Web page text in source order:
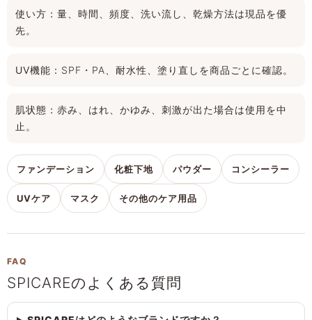
使い方： 量、時間、頻度、洗い流し、乾燥方法は現品を優
先。
UV機能： SPF・PA、耐水性、塗り直しを商品ごとに確認。
肌状態： 赤み、はれ、かゆみ、刺激が出た場合は使用を中
止。
ファンデーション 化粧下地 パウダー コンシーラー
UVケア マスク その他のケア用品
FAQ
SPICAREのよくある質問